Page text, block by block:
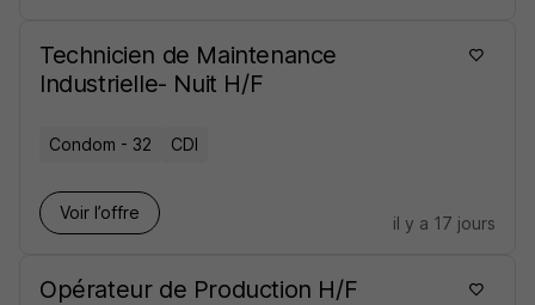
Technicien de Maintenance
Industrielle- Nuit H/F
Condom - 32 CDI
Voir l’offre
il y a 17 jours
Opérateur de Production H/F